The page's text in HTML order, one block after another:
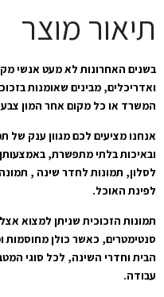
תיאור מוצר
בשנים האחרונות לא מעט אנשי
ואדריכלים, מבינים שאומנות
המשרד או כל מקום אחר המון צבע
אנחנו מציעים לכם מגוון ענק של
ובאיכות בלתי מתפשרת,
לסלון, תמונות לחדר שינה ,
לפינת האוכל.
סנטימטרים, כאשר כולן מחוסמות
הבית וחדרי השינה, לכל סוגי
עבודה.